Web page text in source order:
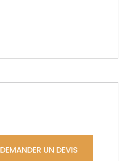
DEMANDER UN DEVIS